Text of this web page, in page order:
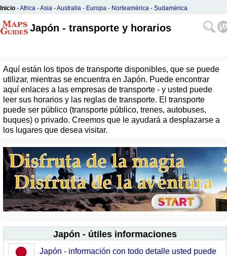
Inicio -Africa -Asia -Australia - Europa - Norteamérica - Sudamérica
Japón - transporte y horarios
Aquí están los tipos de transporte disponibles, que se puede
utilizar, mientras se encuentra en Japón. Puede encontrar
aquí enlaces a las empresas de transporte - y usted puede
leer sus horarios y las reglas de transporte. El transporte
puede ser público (transporte público, trenes, autobuses,
buques) o privado. Creemos que le ayudará a desplazarse a
los lugares que desea visitar.
Japón - útiles informaciones
Japón - información con todo detalle usted puede